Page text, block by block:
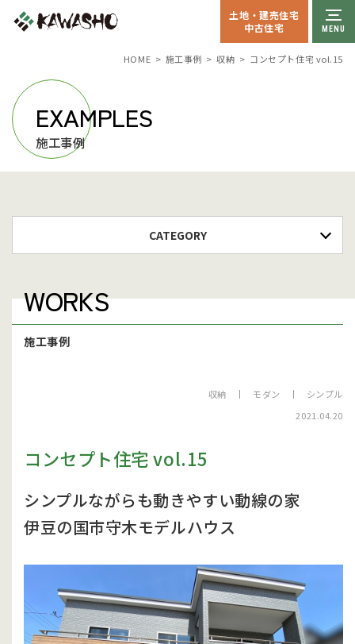
土地・建売住宅
中古住宅
HOME 施工事例 収納 コンセプト住宅 vol.15
EXAMPLES
施工事例
CATEGORY
WORKS
施工事例
収納 モダン
シンプル
2021.04.20
コンセプト住宅 vol.15
シンプルながらも動きやすい動線の家
伊豆の国市守木モデルハウス